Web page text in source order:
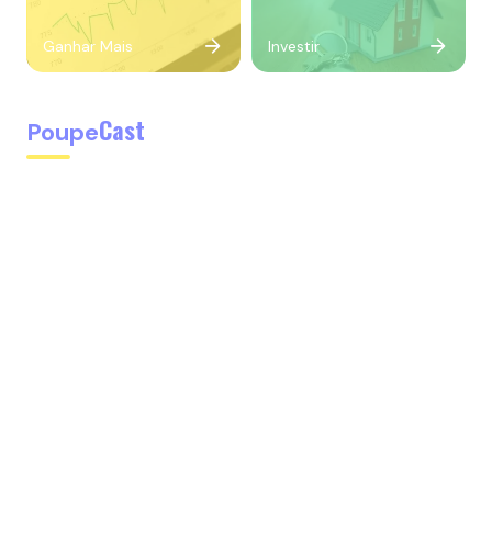
Ganhar Mais Investir
PoupeCast